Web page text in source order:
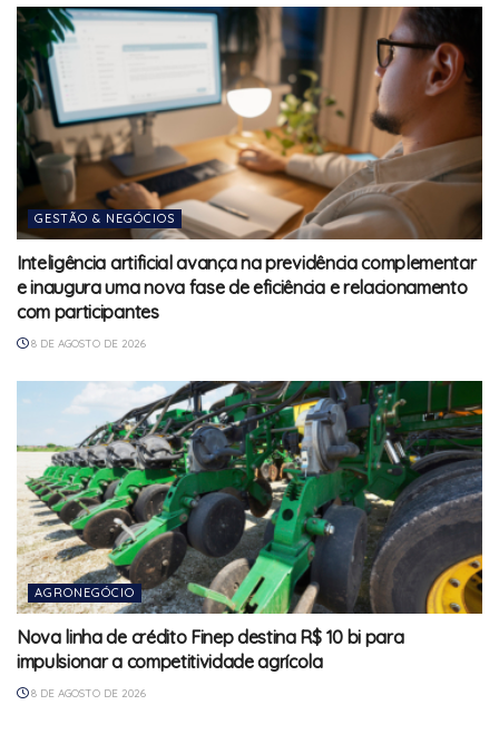
GESTÃO & NEGÓCIOS
Inteligência artificial avança na previdência complementar
e inaugura uma nova fase de eficiência e relacionamento
com participantes
8 DE AGOSTO DE 2026
AGRONEGÓCIO
Nova linha de crédito Finep destina R$ 10 bi para
impulsionar a competitividade agrícola
8 DE AGOSTO DE 2026